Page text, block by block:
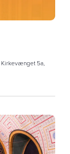
Kirkevænget 5a,